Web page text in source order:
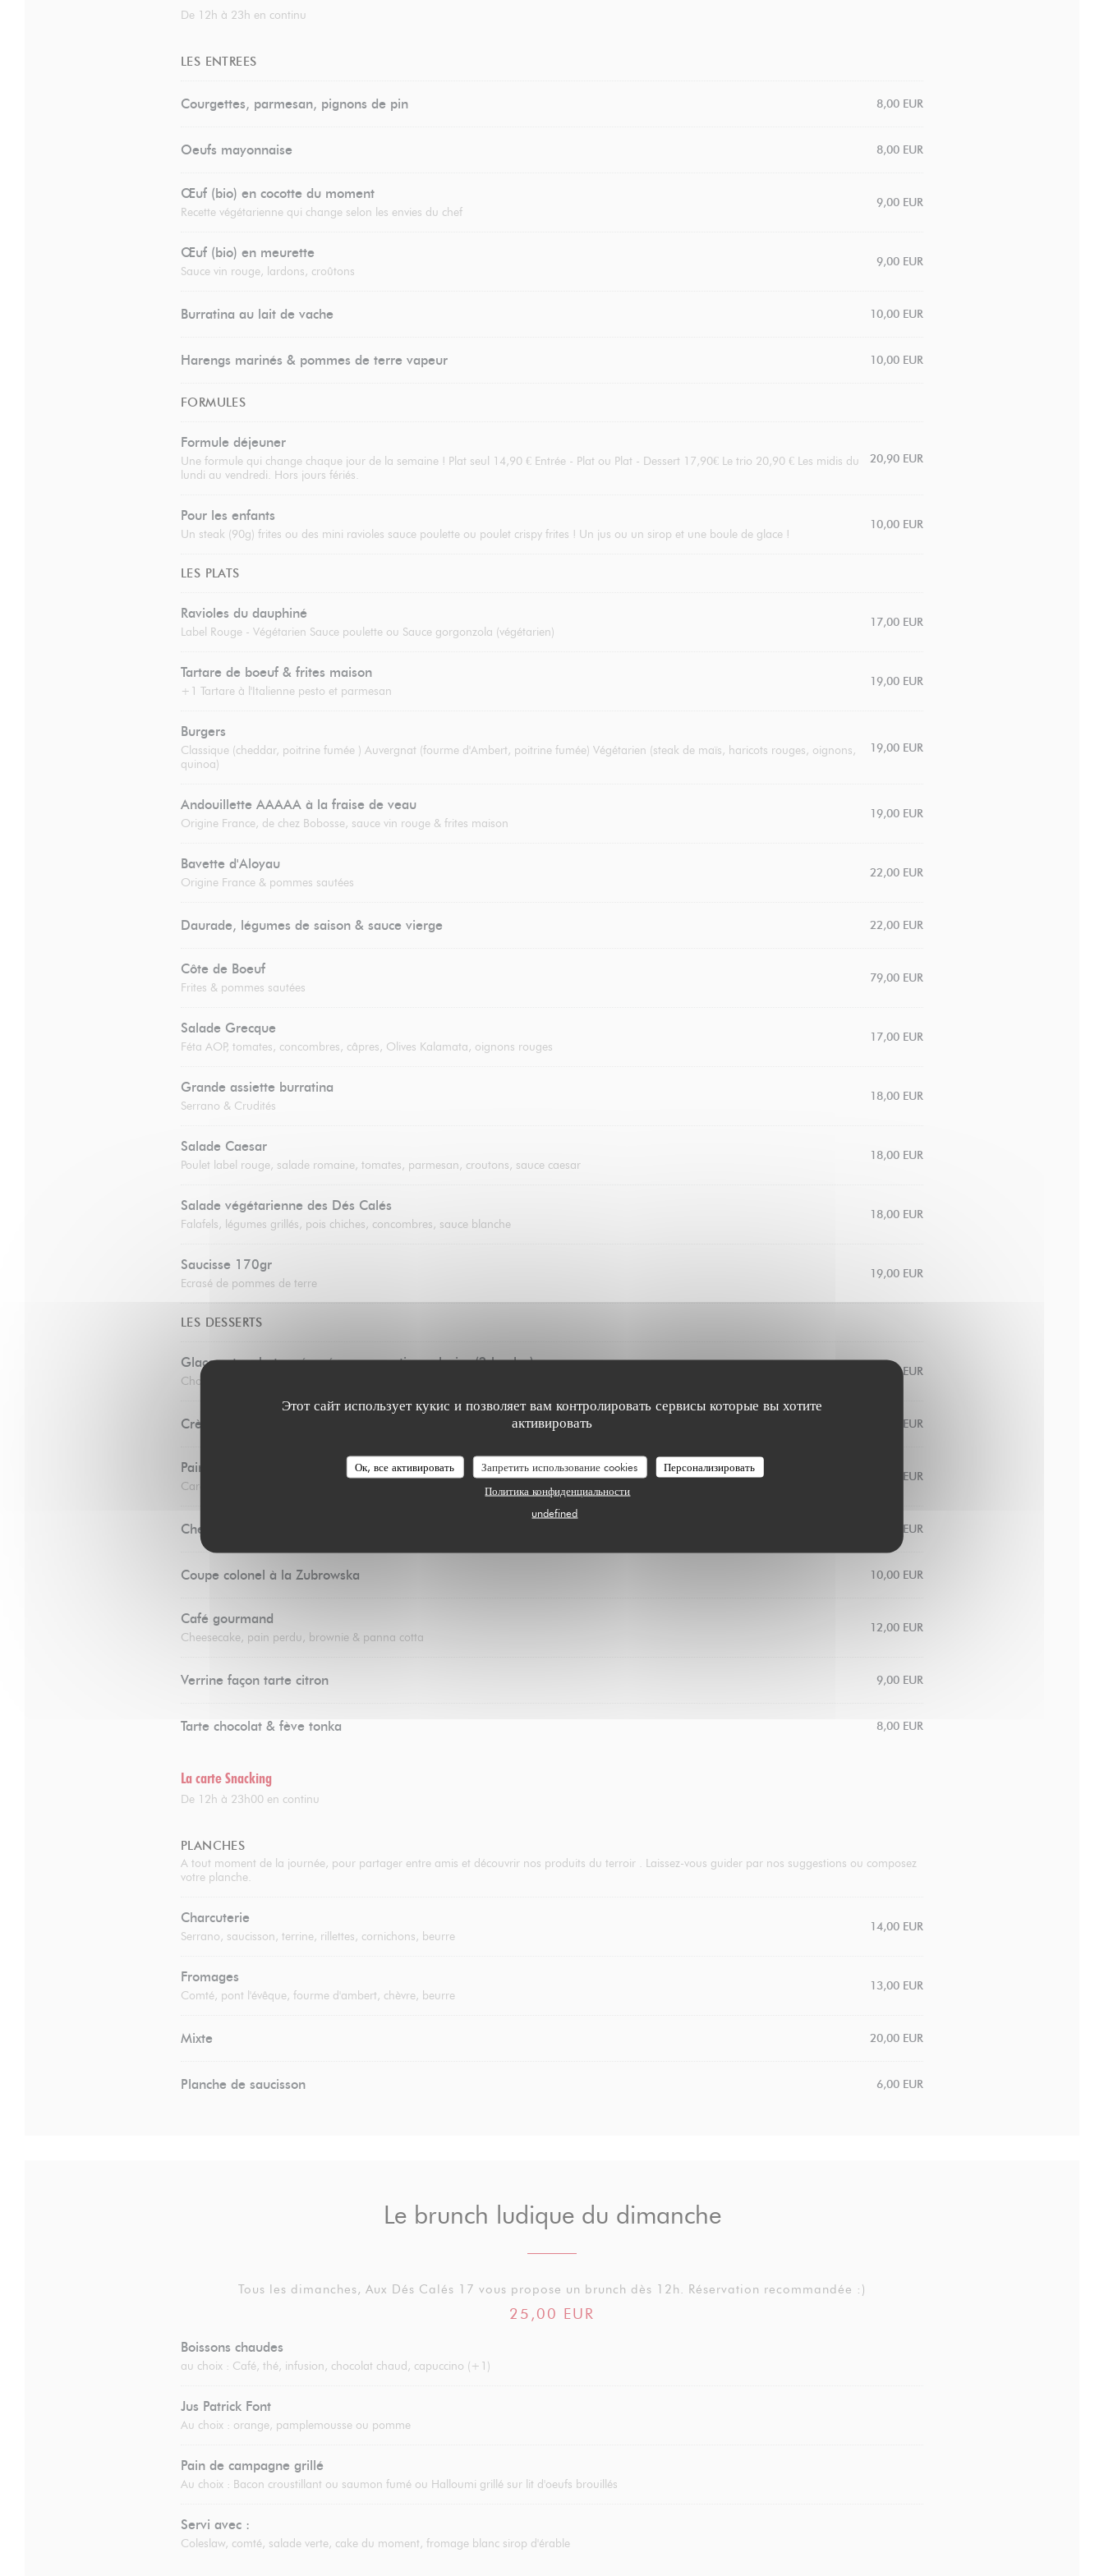
Этот сайт использует кукис и позволяет вам контролировать сервисы которые вы хотите
активировать
Ок, все активировать Запретить использование cookies
Персонализировать
Политика конфиденциальности
undefined
De 12h à 23h en continu
LES ENTREES
Courgettes, parmesan, pignons de pin 8,00 EUR
Oeufs mayonnaise 8,00 EUR
Œuf (bio) en cocotte du moment
Recette végétarienne qui change selon les envies du chef
9,00 EUR
Œuf (bio) en meurette
Sauce vin rouge, lardons, croûtons
9,00 EUR
Burratina au lait de vache 10,00 EUR
Harengs marinés & pommes de terre vapeur 10,00 EUR
FORMULES
Formule déjeuner
Une formule qui change chaque jour de la semaine ! Plat seul 14,90 € Entrée - Plat ou Plat - Dessert 17,90€ Le trio 20,90 € Les midis du
lundi au vendredi. Hors jours fériés.
20,90 EUR
Pour les enfants
Un steak (90g) frites ou des mini ravioles sauce poulette ou poulet crispy frites ! Un jus ou un sirop et une boule de glace !
10,00 EUR
LES PLATS
Ravioles du dauphiné
Label Rouge - Végétarien Sauce poulette ou Sauce gorgonzola (végétarien)
17,00 EUR
Tartare de boeuf & frites maison
+1 Tartare à l'Italienne pesto et parmesan
19,00 EUR
Burgers
Classique (cheddar, poitrine fumée ) Auvergnat (fourme d'Ambert, poitrine fumée) Végétarien (steak de maïs, haricots rouges, oignons,
quinoa)
19,00 EUR
Andouillette AAAAA à la fraise de veau
Origine France, de chez Bobosse, sauce vin rouge & frites maison
19,00 EUR
Bavette d'Aloyau
Origine France & pommes sautées
22,00 EUR
Daurade, légumes de saison & sauce vierge 22,00 EUR
Côte de Boeuf
Frites & pommes sautées
79,00 EUR
Salade Grecque
Féta AOP, tomates, concombres, câpres, Olives Kalamata, oignons rouges
17,00 EUR
Grande assiette burratina
Serrano & Crudités
18,00 EUR
Salade Caesar
Poulet label rouge, salade romaine, tomates, parmesan, croutons, sauce caesar
18,00 EUR
Salade végétarienne des Dés Calés
Falafels, légumes grillés, pois chiches, concombres, sauce blanche
18,00 EUR
Saucisse 170gr
Ecrasé de pommes de terre
19,00 EUR
LES DESSERTS
Glaces et sorbets préparés par un artisan glacier (2 boules)
Chocolat, vanille, noix de coco, framboise, citron, fraise, mangue, café
8,00 EUR
Crème brûlée 9,00 EUR
Pain perdu
Caramel au beurre salé & chantilly
10,00 EUR
Cheesecake 10,00 EUR
Coupe colonel à la Zubrowska 10,00 EUR
Café gourmand
Cheesecake, pain perdu, brownie & panna cotta
12,00 EUR
Verrine façon tarte citron 9,00 EUR
Tarte chocolat & fève tonka 8,00 EUR
La carte Snacking
De 12h à 23h00 en continu
PLANCHES
A tout moment de la journée, pour partager entre amis et découvrir nos produits du terroir . Laissez-vous guider par nos suggestions ou composez
votre planche.
Charcuterie
Serrano, saucisson, terrine, rillettes, cornichons, beurre
14,00 EUR
Fromages
Comté, pont l'évêque, fourme d'ambert, chèvre, beurre
13,00 EUR
Mixte 20,00 EUR
Planche de saucisson 6,00 EUR
Le brunch ludique du dimanche
Tous les dimanches, Aux Dés Calés 17 vous propose un brunch dès 12h. Réservation recommandée :)
25,00 EUR
Boissons chaudes
au choix : Café, thé, infusion, chocolat chaud, capuccino (+1)
Jus Patrick Font
Au choix : orange, pamplemousse ou pomme
Pain de campagne grillé
Au choix : Bacon croustillant ou saumon fumé ou Halloumi grillé sur lit d'oeufs brouillés
Servi avec :
Coleslaw, comté, salade verte, cake du moment, fromage blanc sirop d'érable